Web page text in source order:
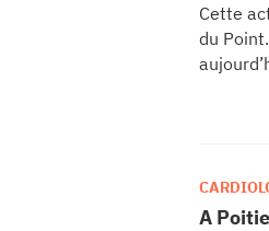
Cette
du
A